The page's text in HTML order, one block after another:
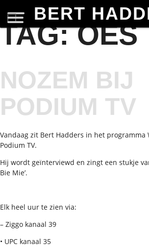
BERT
TAG:OES
NOZEM BIJ
PODIUM TV
Vandaag zit Bert Hadders in het programma
Podium TV.
Hij wordt geïnterviewd en zingt een stukje
Bie Mie’.
Elk heel uur te zien via:
– Ziggo kanaal 39
• UPC kanaal 35